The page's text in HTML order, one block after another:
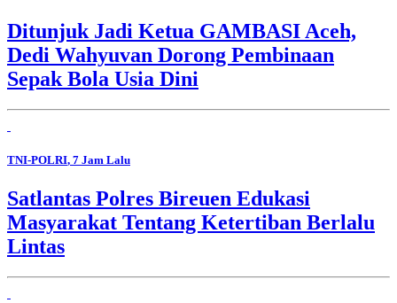
Ditunjuk Jadi Ketua GAMBASI Aceh,
Dedi Wahyuvan Dorong Pembinaan
Sepak Bola Usia Dini
TNI-POLRI, 7 Jam Lalu
Satlantas Polres Bireuen Edukasi
Masyarakat Tentang Ketertiban Berlalu
Lintas